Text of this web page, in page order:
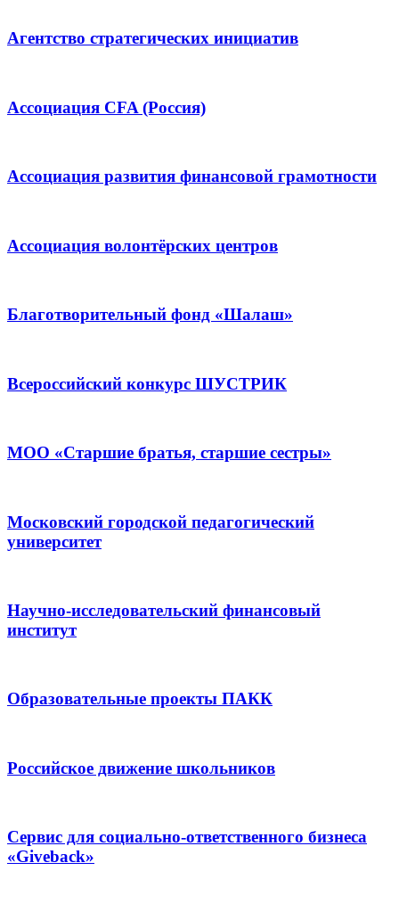
Агентство стратегических инициатив
Ассоциация CFA (Россия)
Ассоциация развития финансовой грамотности
Ассоциация волонтёрских центров
Благотворительный фонд «Шалаш»
Всероссийский конкурс ШУСТРИК
МОО «Старшие братья, старшие сестры»
Московский городской педагогический
университет
Научно-исследовательский финансовый
институт
Образовательные проекты ПАКК
Российское движение школьников
Сервис для социально-ответственного бизнеса
«Giveback»